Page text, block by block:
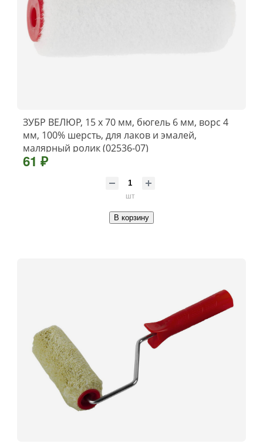
ЗУБР ВЕЛЮР, 15 х 70 мм, бюгель 6 мм, ворс 4
мм, 100% шерсть, для лаков и эмалей,
малярный ролик (02536-07)
61 ₽
шт
В корзину